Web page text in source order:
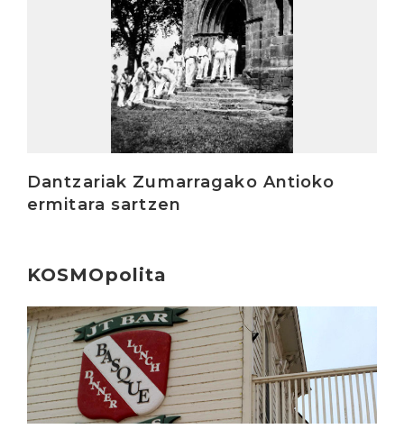
Dantzariak Zumarragako Antioko
ermitara sartzen
KOSMOpolita
Irakurri